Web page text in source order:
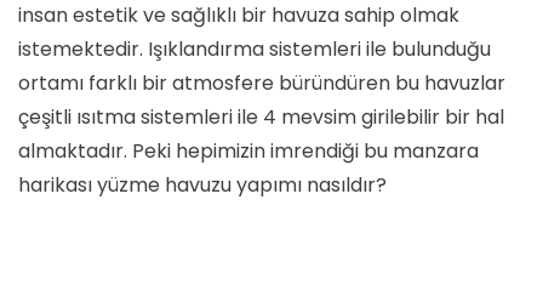
insan estetik ve sağlıklı bir havuza sahip olmak
istemektedir. Işıklandırma sistemleri ile bulunduğu
ortamı farklı bir atmosfere büründüren bu havuzlar
çeşitli ısıtma sistemleri ile 4 mevsim girilebilir bir hal
almaktadır. Peki hepimizin imrendiği bu manzara
harikası yüzme havuzu yapımı nasıldır?